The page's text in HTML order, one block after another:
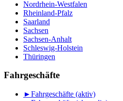
Nordrhein-Westfalen
Rheinland-Pfalz
Saarland
Sachsen
Sachsen-Anhalt
Schleswig-Holstein
Thüringen
Fahrgeschäfte
►Fahrgeschäfte (aktiv)